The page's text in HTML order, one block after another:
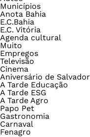
Municípios
Anota Bahia
E.C.Bahia
E.C. Vitória
Agenda cultural
Muito
Empregos
Televisão
Cinema
Aniversário de Salvador
A Tarde Educação
A Tarde ESG
A Tarde Agro
Papo Pet
Gastronomia
Carnaval
Fenagro